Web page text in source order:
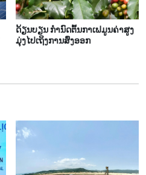
ດ້ຽນ​ບຽນ ​ກຳ​ນົດ​ຕົ້ນ​ກາ​ເຟ​ມູນ​ຄ່າ​ສູງ​
ມຸ່ງ​ໄປ​ເຖິງ​ການ​ສົ່ງ​ອອກ